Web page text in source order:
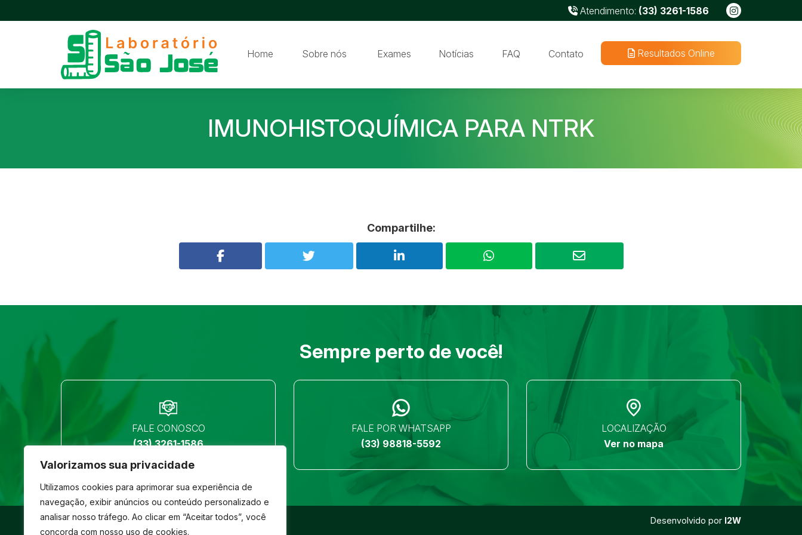
Valorizamos sua privacidade
Utilizamos cookies para aprimorar sua experiência de
navegação, exibir anúncios ou conteúdo personalizado e
analisar nosso tráfego. Ao clicar em “Aceitar todos”, você
concorda com nosso uso de cookies.
Atendimento: (33) 3261-1586
Home Sobre nós Exames Notícias FAQ Contato Resultados Online
IMUNOHISTOQUÍMICA PARA NTRK
Compartilhe:
Sempre perto de você!
FALE CONOSCO
(33) 3261-1586
FALE POR WHATSAPP
(33) 98818-5592
LOCALIZAÇÃO
Ver no mapa
© São José- Todos os direitos reservados Desenvolvido por I2W